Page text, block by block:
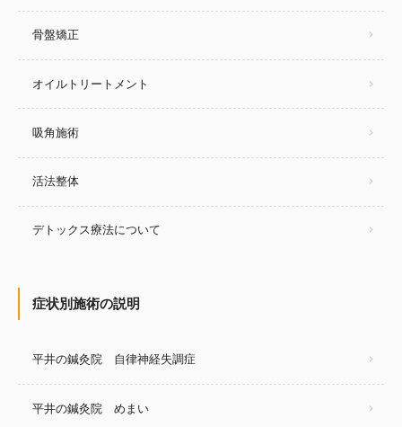
骨盤矯正
オイルトリートメント
吸角施術
活法整体
デトックス療法について
症状別施術の説明
平井の鍼灸院 自律神経失調症
平井の鍼灸院 めまい